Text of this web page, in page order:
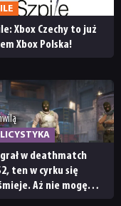
Xbox Czechy to już
Xbox Polska!
w deathmatch
ten w cyrku się
Aż nie mogę